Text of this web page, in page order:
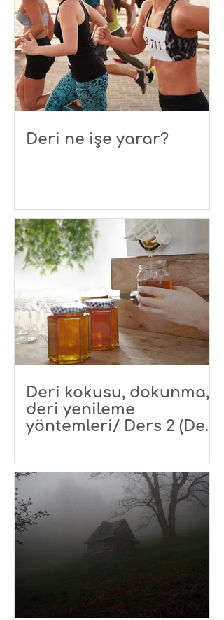
Deri ne işe yarar?
Deri kokusu, dokunma,
deri yenileme
yöntemleri/ Ders 2 (Deri